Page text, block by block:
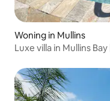
Woning in Mullins
Luxe villa in Mullins